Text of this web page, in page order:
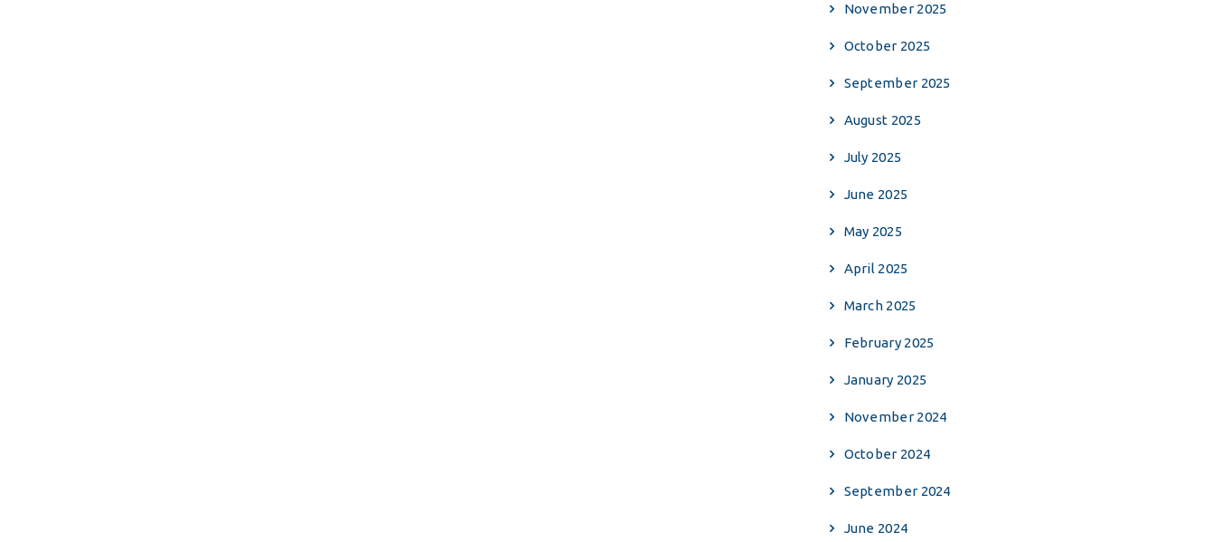
November 2025
October 2025
September 2025
August 2025
July 2025
June 2025
May 2025
April 2025
March 2025
February 2025
January 2025
November 2024
October 2024
September 2024
June 2024